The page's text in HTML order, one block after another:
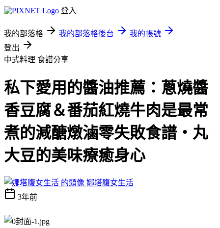
登入
我的部落格 我的部落格後台
我的帳號
登出
中式料理 食譜分享
私下愛用的醬油推薦：蔥燒醬
香豆腐＆番茄紅燒牛肉是最常
煮的減醣燉滷零失敗食譜‧丸
大豆的美味療癒身心
娜塔腹女生活
3年前